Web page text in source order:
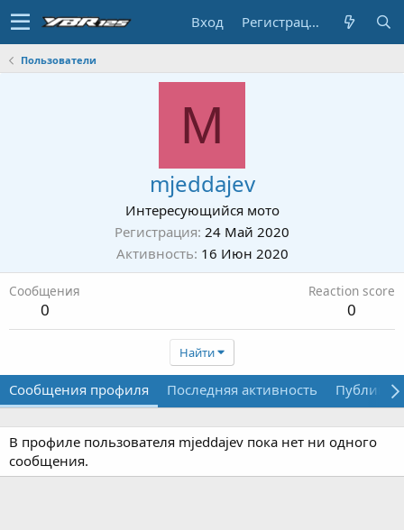
Вход Регистрация
Пользователи
M
mjeddajev
Интересующийся мото
Регистрация 24 Май 2020
Активность 16 Июн 2020
Сообщения
0
Reaction score
0
Найти
Сообщения профиля Последняя активность
В профиле пользователя mjeddajev пока нет ни одного
сообщения.